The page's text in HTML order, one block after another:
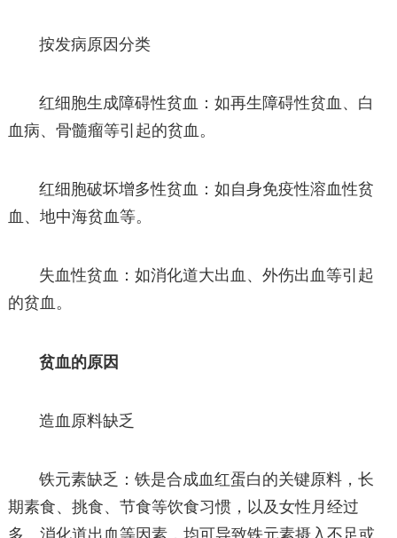
按发病原因分类
红细胞生成障碍性贫血：如再生障碍性贫血、白
血病、骨髓瘤等引起的贫血。
红细胞破坏增多性贫血：如自身免疫性溶血性贫
血、地中海贫血等。
失血性贫血：如消化道大出血、外伤出血等引起
的贫血。
贫血的原因
造血原料缺乏
铁元素缺乏：铁是合成血红蛋白的关键原料，长
期素食、挑食、节食等饮食习惯，以及女性月经过